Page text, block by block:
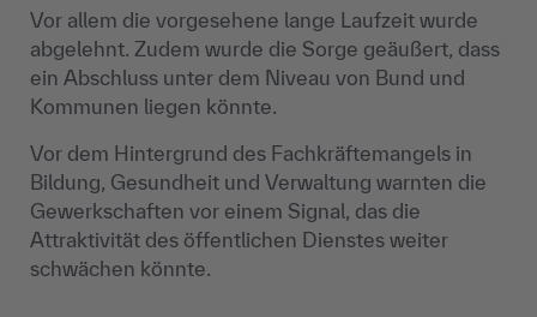
Vor allem die vorgesehene lange Laufzeit wurde
abgelehnt. Zudem wurde die Sorge geäußert, dass
ein Abschluss unter dem Niveau von Bund und
Kommunen liegen könnte.
Vor dem Hintergrund des Fachkräftemangels in
Bildung, Gesundheit und Verwaltung warnten die
Gewerkschaften vor einem Signal, das die
Attraktivität des öffentlichen Dienstes weiter
schwächen könnte.